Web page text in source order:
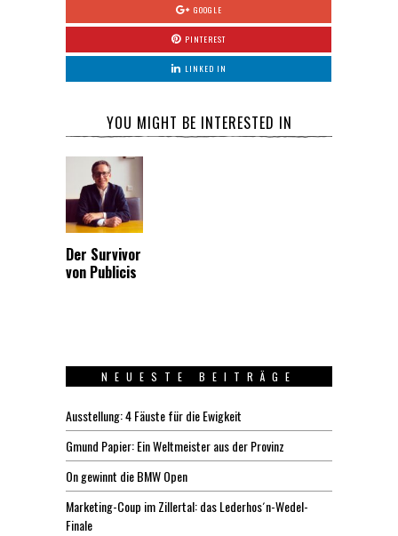
GOOGLE
PINTEREST
LINKED IN
YOU MIGHT BE INTERESTED IN
Der Survivor
von Publicis
NEUESTE BEITRÄGE
Ausstellung: 4 Fäuste für die Ewigkeit
Gmund Papier: Ein Weltmeister aus der Provinz
On gewinnt die BMW Open
Marketing-Coup im Zillertal: das Lederhos´n-Wedel-
Finale